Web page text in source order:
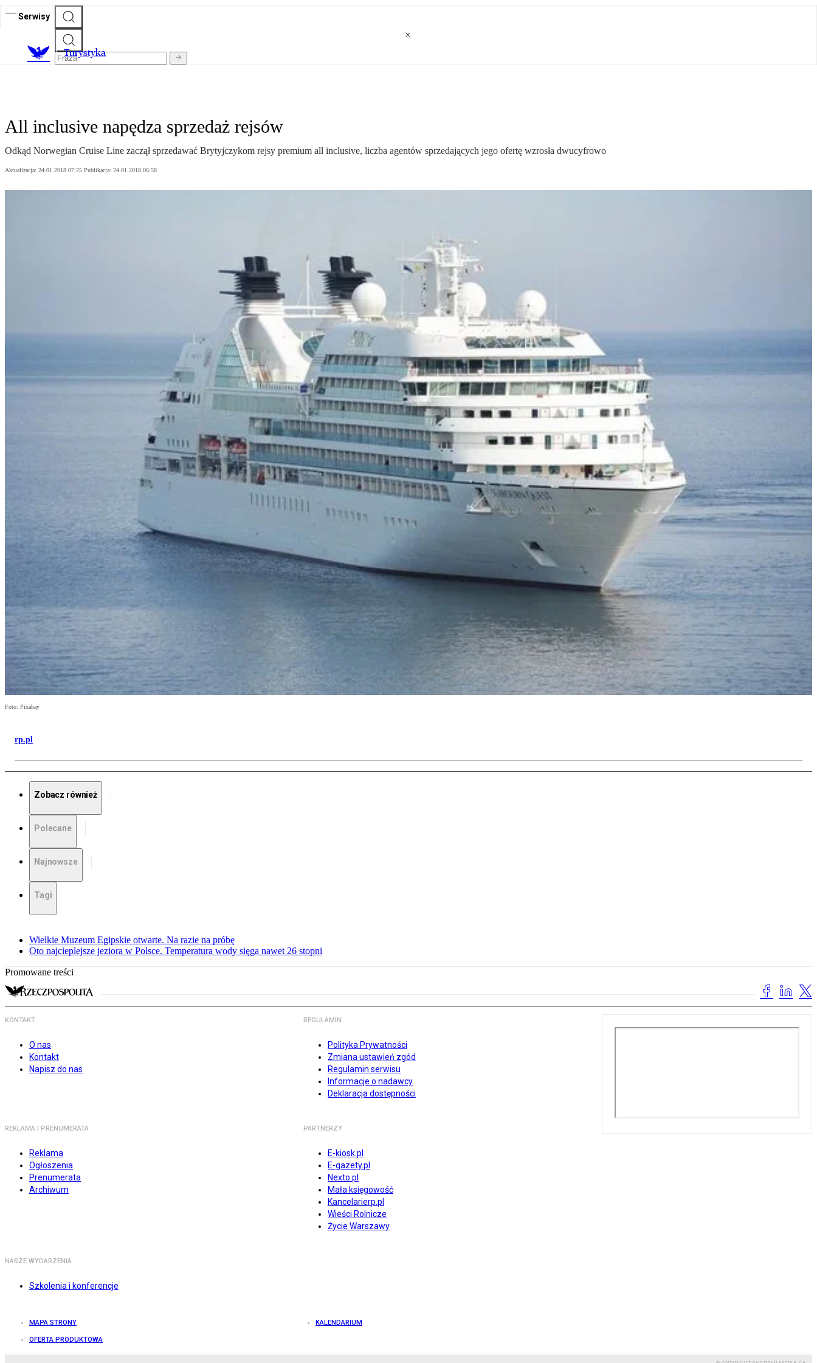
Serwisy
Turystyka
All inclusive napędza sprzedaż rejsów
Odkąd Norwegian Cruise Line zaczął sprzedawać Brytyjczykom rejsy premium all inclusive, liczba agentów sprzedających jego ofertę wzrosła dwucyfrowo
Aktualizacja: 24.01.2018 07:25 Publikacja: 24.01.2018 06:58
Foto: Pixabay
rp.pl
Zobacz również
Polecane
Najnowsze
Tagi
Wielkie Muzeum Egipskie otwarte. Na razie na próbę
Oto najcieplejsze jeziora w Polsce. Temperatura wody sięga nawet 26 stopni
Promowane treści
KONTAKT
O nas
Kontakt
Napisz do nas
REGULAMIN
Polityka Prywatności
Zmiana ustawień zgód
Regulamin serwisu
Informacje o nadawcy
Deklaracja dostępności
REKLAMA I PRENUMERATA
Reklama
Ogłoszenia
Prenumerata
Archiwum
PARTNERZY
E-kiosk.pl
E-gazety.pl
Nexto.pl
Mała księgowość
Kancelarierp.pl
Wieści Rolnicze
Życie Warszawy
NASZE WYDARZENIA
Szkolenia i konferencje
MAPA STRONY KALENDARIUM
OFERTA PRODUKTOWA